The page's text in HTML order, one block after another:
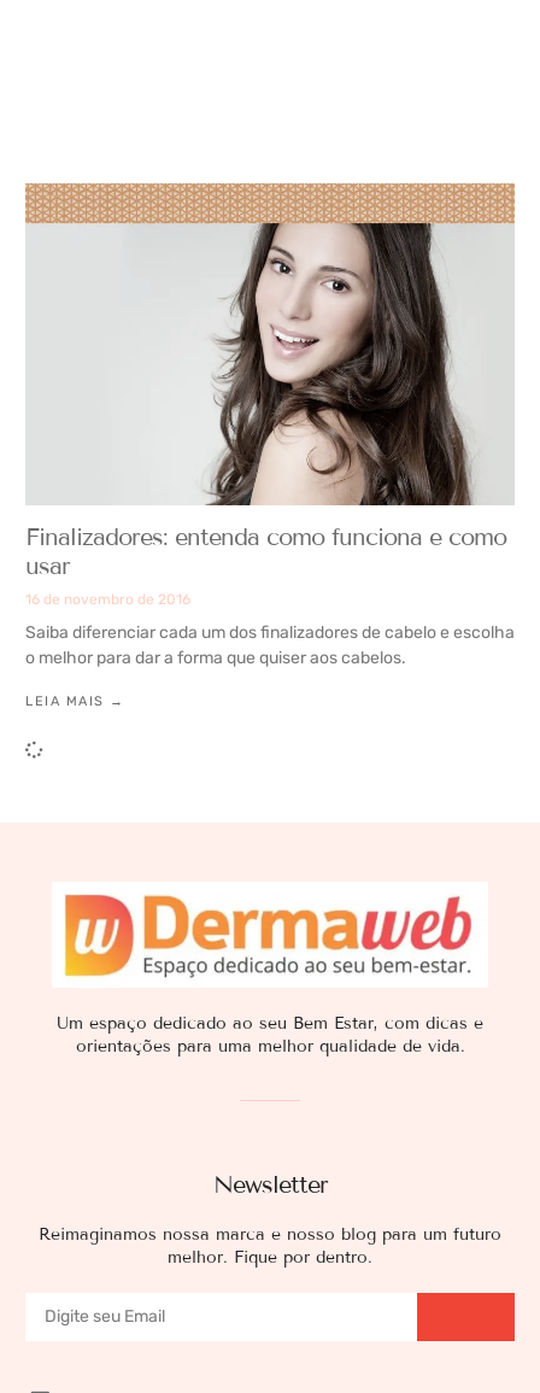
Finalizadores: entenda como funciona e como
usar
16 de novembro de 2016
Saiba diferenciar cada um dos finalizadores de cabelo e escolha
o melhor para dar a forma que quiser aos cabelos.
LEIA MAIS →
Newsletter
Reimaginamos nossa marca e nosso blog para um futuro
melhor. Fique por dentro.
Um espaço dedicado ao seu Bem Estar, com dicas e
orientações para uma melhor qualidade de vida.